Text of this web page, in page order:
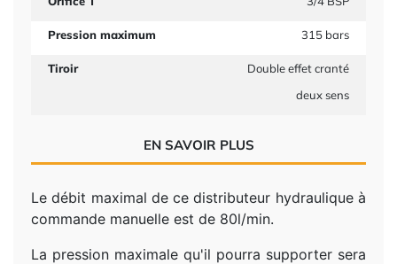
Pression maximum 315 bars
Tiroir
Double effet cranté
deux sens
EN SAVOIR PLUS
Le débit maximal de ce distributeur hydraulique à
commande manuelle est de 80l/min.
La pression maximale qu'il pourra supporter sera